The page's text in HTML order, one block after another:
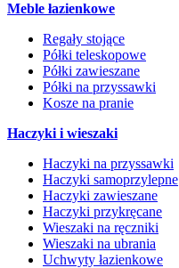
Meble łazienkowe
Regały stojące
Półki teleskopowe
Półki zawieszane
Półki na przyssawki
Kosze na pranie
Haczyki i wieszaki
Haczyki na przyssawki
Haczyki samoprzylepne
Haczyki zawieszane
Haczyki przykręcane
Wieszaki na ręczniki
Wieszaki na ubrania
Uchwyty łazienkowe